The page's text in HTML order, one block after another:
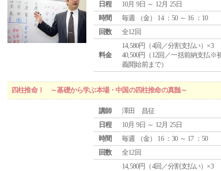
日程
10月 9日 ～ 12月 25日
時間
毎週 （金） 14 ：50 ～ 16 ：10
回数
全12回
料金
14,580円（4回／分割支払い）×3
40,500円（12回／一括前納支払※
義開始前まで）
四柱推命Ⅰ ～基礎から学ぶ本場・中国の四柱推命の真髄～
講師
澤田 昌征
日程
10月 9日 ～ 12月 25日
時間
毎週 （金） 16 ：30 ～ 17 ：50
回数
全12回
14,580円（4回／分割支払い）×3